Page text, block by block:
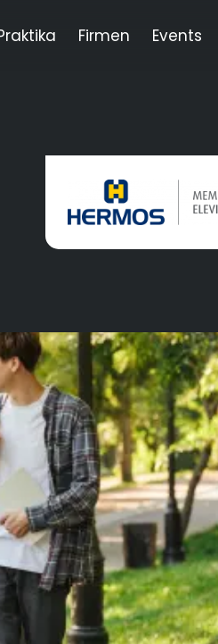
Firmen Events